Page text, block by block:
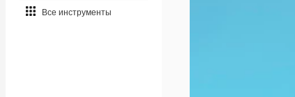
Все инструменты